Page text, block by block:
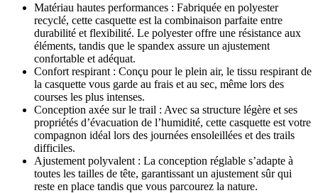
Matériau hautes performances : Fabriquée en polyester
recyclé, cette casquette est la combinaison parfaite entre
durabilité et flexibilité. Le polyester offre une résistance aux
éléments, tandis que le spandex assure un ajustement
confortable et adéquat.
Confort respirant : Conçu pour le plein air, le tissu respirant de
la casquette vous garde au frais et au sec, même lors des
courses les plus intenses.
Conception axée sur le trail : Avec sa structure légère et ses
propriétés d’évacuation de l’humidité, cette casquette est votre
compagnon idéal lors des journées ensoleillées et des trails
difficiles.
Ajustement polyvalent : La conception réglable s’adapte à
toutes les tailles de tête, garantissant un ajustement sûr qui
reste en place tandis que vous parcourez la nature.